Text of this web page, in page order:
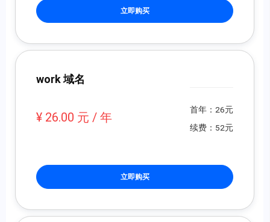
立即购买
work 域名
¥ 26.00 元 / 年
首年：26元
续费：52元
立即购买